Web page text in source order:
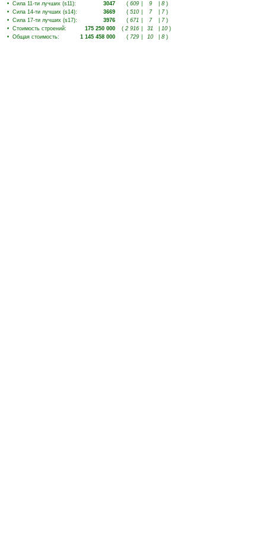
• Сила 11-ти лучших (s11): 3047 ( 609 9 8 )
• Сила 14-ти лучших (s14): 3669 ( 510 7 7)
• Сила 17-ти лучших (s17): 3976 ( 671 7 7)
• Стоимость строений: 175 250 000 ( 2 916 31 10 )
• Общая стоимость: 1 145 458 000 ( 729 10 8 )